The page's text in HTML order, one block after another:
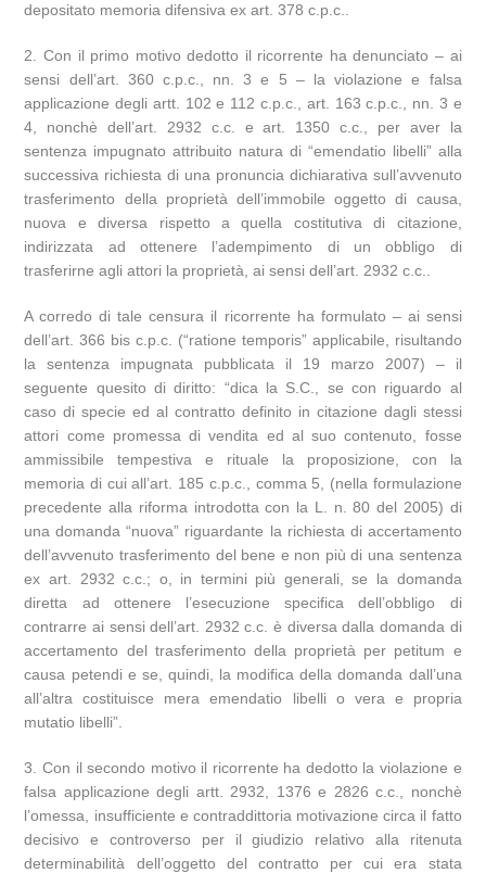
depositato memoria difensiva ex art. 378 c.p.c..
2. Con il primo motivo dedotto il ricorrente ha denunciato – ai
sensi dell’art. 360 c.p.c., nn. 3 e 5 – la violazione e falsa
applicazione degli artt. 102 e 112 c.p.c., art. 163 c.p.c., nn. 3 e
4, nonchè dell’art. 2932 c.c. e art. 1350 c.c., per aver la
sentenza impugnato attribuito natura di “emendatio libelli” alla
successiva richiesta di una pronuncia dichiarativa sull’avvenuto
trasferimento della proprietà dell’immobile oggetto di causa,
nuova e diversa rispetto a quella costitutiva di citazione,
indirizzata ad ottenere l’adempimento di un obbligo di
trasferirne agli attori la proprietà, ai sensi dell’art. 2932 c.c..
A corredo di tale censura il ricorrente ha formulato – ai sensi
dell’art. 366 bis c.p.c. (“ratione temporis” applicabile, risultando
la sentenza impugnata pubblicata il 19 marzo 2007) – il
seguente quesito di diritto: “dica la S.C., se con riguardo al
caso di specie ed al contratto definito in citazione dagli stessi
attori come promessa di vendita ed al suo contenuto, fosse
ammissibile tempestiva e rituale la proposizione, con la
memoria di cui all’art. 185 c.p.c., comma 5, (nella formulazione
precedente alla riforma introdotta con la L. n. 80 del 2005) di
una domanda “nuova” riguardante la richiesta di accertamento
dell’avvenuto trasferimento del bene e non più di una sentenza
ex art. 2932 c.c.; o, in termini più generali, se la domanda
diretta ad ottenere l’esecuzione specifica dell’obbligo di
contrarre ai sensi dell’art. 2932 c.c. è diversa dalla domanda di
accertamento del trasferimento della proprietà per petitum e
causa petendi e se, quindi, la modifica della domanda dall’una
all’altra costituisce mera emendatio libelli o vera e propria
mutatio libelli”.
3. Con il secondo motivo il ricorrente ha dedotto la violazione e
falsa applicazione degli artt. 2932, 1376 e 2826 c.c., nonchè
l’omessa, insufficiente e contraddittoria motivazione circa il fatto
decisivo e controverso per il giudizio relativo alla ritenuta
determinabilità dell’oggetto del contratto per cui era stata